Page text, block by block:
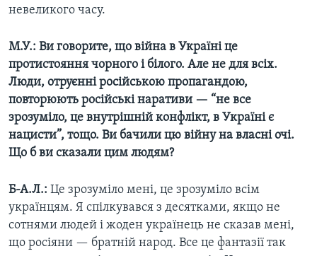
невеликого часу.
М.У.: Ви говорите, що війна в Україні це
протистояння чорного і білого. Але не для всіх.
Люди, отруєнні російською пропагандою,
повторюють російські наративи — “не все
зрозуміло, це внутрішній конфлікт, в Україні є
нацисти”, тощо. Ви бачили цю війну на власні очі.
Що б ви сказали цим людям?
Б-А.Л.: Це зрозуміло мені, це зрозуміло всім
українцям. Я спілкувався з десятками, якщо не
сотнями людей і жоден українець не сказав мені,
що росіяни — братній народ. Все це фантазії так